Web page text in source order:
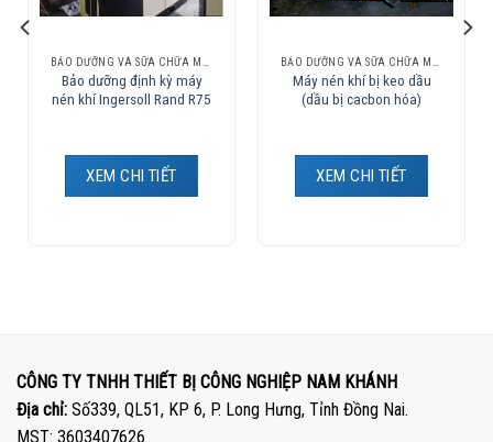
BẢO DƯỠNG VÀ SỮA CHỮA MÁY NÉN KHÍ
Bảo dưỡng định kỳ máy
nén khí Ingersoll Rand R75
XEM CHI TIẾT
BẢO DƯỠNG VÀ SỮA CHỮA MÁY NÉN KHÍ
Máy nén khí bị keo dầu
(dầu bị cacbon hóa)
XEM CHI TIẾT
CÔNG TY TNHH THIẾT BỊ CÔNG NGHIỆP NAM KHÁNH
Địa chỉ: Số339, QL51, KP 6, P. Long Hưng, Tỉnh Đồng Nai.
MST: 3603407626